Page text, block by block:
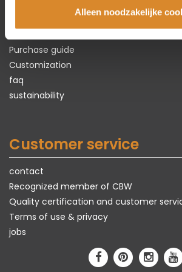
Alleen noodzakelijke
Lederland's maintenance products
Purchase guide
Customization
faq
sustainability
Customer service
contact
Recognized member of CBW
Quality certification and customer
Terms of use & privacy
jobs